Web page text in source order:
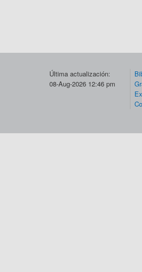
Última actualización:
08-Aug-2026 12:46 pm